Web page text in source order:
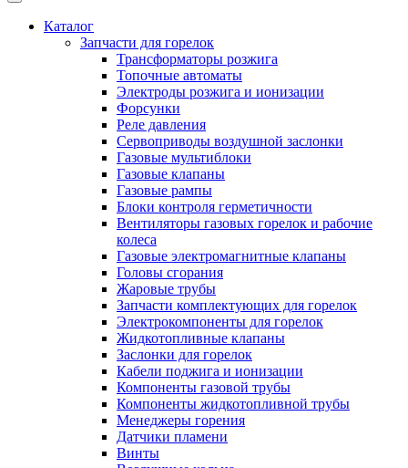
Каталог
Запчасти для горелок
Трансформаторы розжига
Топочные автоматы
Электроды розжига и ионизации
Форсунки
Реле давления
Сервоприводы воздушной заслонки
Газовые мультиблоки
Газовые клапаны
Газовые рампы
Блоки контроля герметичности
Вентиляторы газовых горелок и рабочие
колеса
Газовые электромагнитные клапаны
Головы сгорания
Жаровые трубы
Запчасти комплектующих для горелок
Электрокомпоненты для горелок
Жидкотопливные клапаны
Заслонки для горелок
Кабели поджига и ионизации
Компоненты газовой трубы
Компоненты жидкотопливной трубы
Менеджеры горения
Датчики пламени
Винты